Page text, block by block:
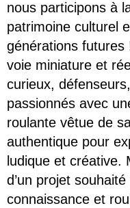
nous participons à
patrimoine culturel
générations futures
voie miniature et
curieux,
passionnés avec
roulante vêtue de
authentique pour
ludique et créative.
d’un projet
connaissance et